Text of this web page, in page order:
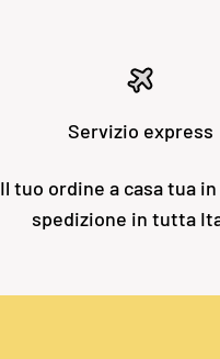
Servizio express
Il tuo ordine a casa tua
spedizione in tutta